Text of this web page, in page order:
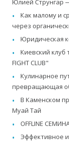
Юлией Струнгар
Как малому и
через
Юридическая
Киевский клуб
FIGHT CLUB"
Кулинарное
превращающая
В Каменском
Муай Тай
OFFLINE
Эффективное